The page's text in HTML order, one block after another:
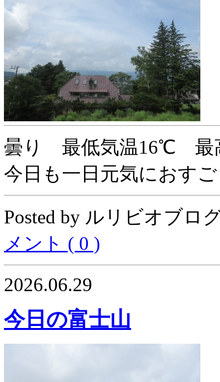
曇り 最低気温16℃ 最
今日も一日元気におす
Posted by ルリビオブロ
メント ( 0 )
2026.06.29
今日の富士山